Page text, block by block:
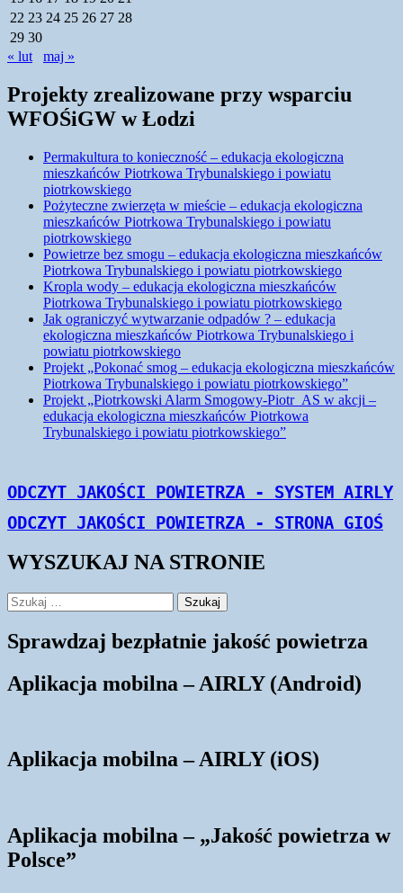
22 23 24 25 26 27 28
29 30
« lut
maj »
Projekty zrealizowane przy wsparciu
WFOŚiGW w Łodzi
Permakultura to konieczność – edukacja ekologiczna
mieszkańców Piotrkowa Trybunalskiego i powiatu
piotrkowskiego
Pożyteczne zwierzęta w mieście – edukacja ekologiczna
mieszkańców Piotrkowa Trybunalskiego i powiatu
piotrkowskiego
Powietrze bez smogu – edukacja ekologiczna mieszkańców
Piotrkowa Trybunalskiego i powiatu piotrkowskiego
Kropla wody – edukacja ekologiczna mieszkańców
Piotrkowa Trybunalskiego i powiatu piotrkowskiego
Jak ograniczyć wytwarzanie odpadów ? – edukacja
ekologiczna mieszkańców Piotrkowa Trybunalskiego i
powiatu piotrkowskiego
Projekt „Pokonać smog – edukacja ekologiczna mieszkańców
Piotrkowa Trybunalskiego i powiatu piotrkowskiego”
Projekt „Piotrkowski Alarm Smogowy-Piotr_AS w akcji –
edukacja ekologiczna mieszkańców Piotrkowa
Trybunalskiego i powiatu piotrkowskiego”
Monitorujemy | Informujemy | Edukujemy
WYSZUKAJ NA STRONIE
Szukaj:
Sprawdzaj bezpłatnie jakość powietrza
Aplikacja mobilna – AIRLY (Android)
Aplikacja mobilna – AIRLY (iOS)
Aplikacja mobilna – „Jakość powietrza w
Polsce”